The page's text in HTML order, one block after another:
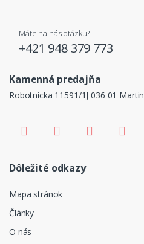
Máte na nás otázku?
+421 948 379 773
Kamenná predajňa
Robotnícka 11591/1J 036 01 Martin
Dôležité odkazy
Mapa stránok
Články
O nás